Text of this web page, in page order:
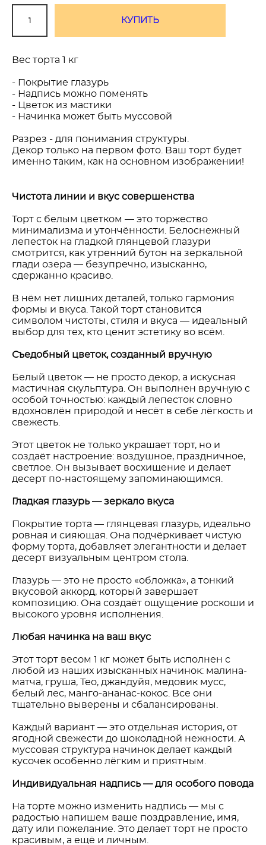
КУПИТЬ
Вес торта 1 кг
- Покрытие глазурь
- Надпись можно поменять
- Цветок из мастики
- Начинка может быть муссовой
Разрез - для понимания структуры.
Декор только на первом фото. Ваш торт будет
именно таким, как на основном изображении!
Чистота линии и вкус совершенства
Торт с белым цветком — это торжество
минимализма и утончённости. Белоснежный
лепесток на гладкой глянцевой глазури
смотрится, как утренний бутон на зеркальной
глади озера — безупречно, изысканно,
сдержанно красиво.
В нём нет лишних деталей, только гармония
формы и вкуса. Такой торт становится
символом чистоты, стиля и вкуса — идеальный
выбор для тех, кто ценит эстетику во всём.
Съедобный цветок, созданный вручную
Белый цветок — не просто декор, а искусная
мастичная скульптура. Он выполнен вручную с
особой точностью: каждый лепесток словно
вдохновлён природой и несёт в себе лёгкость и
свежесть.
Этот цветок не только украшает торт, но и
создаёт настроение: воздушное, праздничное,
светлое. Он вызывает восхищение и делает
десерт по-настоящему запоминающимся.
Гладкая глазурь — зеркало вкуса
Покрытие торта — глянцевая глазурь, идеально
ровная и сияющая. Она подчёркивает чистую
форму торта, добавляет элегантности и делает
десерт визуальным центром стола.
Глазурь — это не просто «обложка», а тонкий
вкусовой аккорд, который завершает
композицию. Она создаёт ощущение роскоши и
высокого уровня исполнения.
Любая начинка на ваш вкус
Этот торт весом 1 кг может быть исполнен с
любой из наших изысканных начинок: малина-
матча, груша, Тео, джандуйя, медовик мусс,
белый лес, манго-ананас-кокос. Все они
тщательно выверены и сбалансированы.
Каждый вариант — это отдельная история, от
ягодной свежести до шоколадной нежности. А
муссовая структура начинок делает каждый
кусочек особенно лёгким и приятным.
Индивидуальная надпись — для особого повода
На торте можно изменить надпись — мы с
радостью напишем ваше поздравление, имя,
дату или пожелание. Это делает торт не просто
красивым, а ещё и личным.